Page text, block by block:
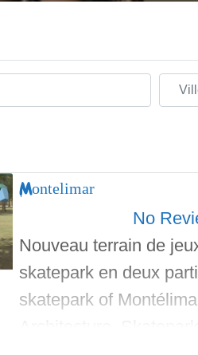
Ville
Montelimar
No
Nouveau terrain de
skatepark en deux
skatepark of
Architecture,